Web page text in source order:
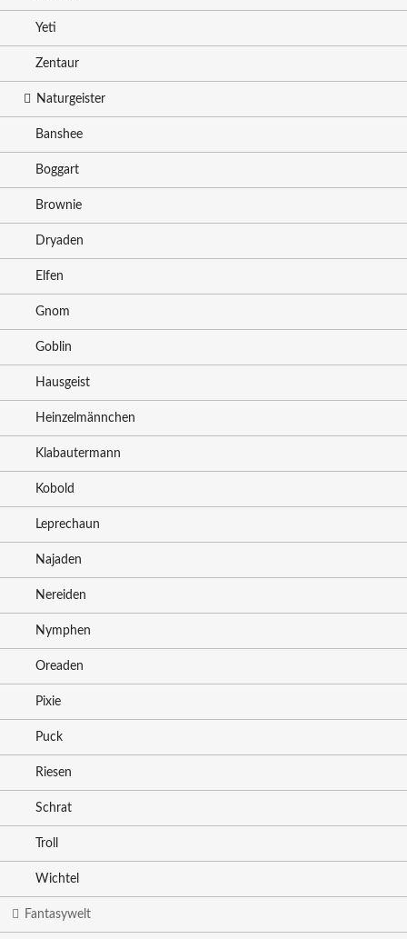
Yeti
Zentaur
Naturgeister
Banshee
Boggart
Brownie
Dryaden
Elfen
Gnom
Goblin
Hausgeist
Heinzelmännchen
Klabautermann
Kobold
Leprechaun
Najaden
Nereiden
Nymphen
Oreaden
Pixie
Puck
Riesen
Schrat
Troll
Wichtel
Fantasywelt